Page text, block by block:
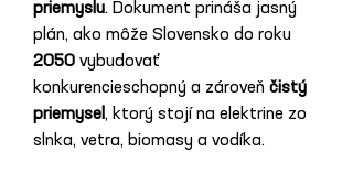
priemyslu. Dokument prináša jasný
plán, ako môže Slovensko do roku
2050 vybudovať
konkurencieschopný a zároveň čistý
priemysel, ktorý stojí na elektrine zo
slnka, vetra, biomasy a vodíka.